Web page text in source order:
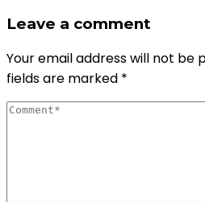
Leave a comment
Your email address will not be
fields are marked *